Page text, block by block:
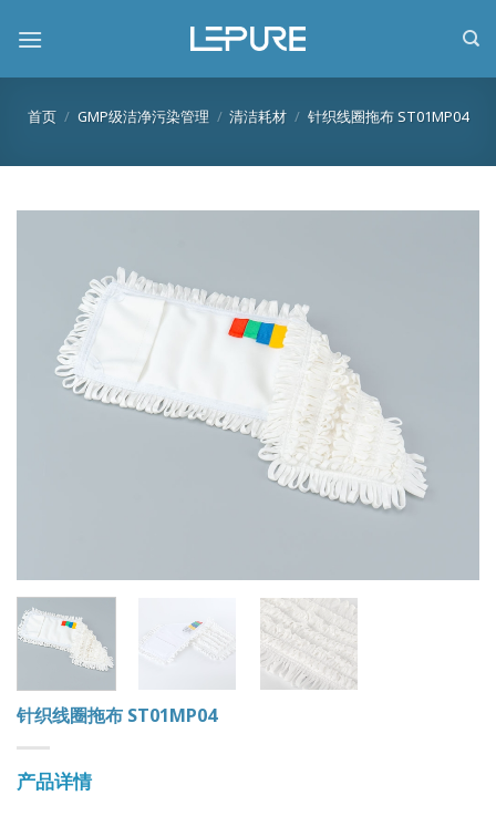
首页 / GMP级洁净污染管理 / 清洁耗材 / 针织线圈拖布 ST01MP04
针织线圈拖布 ST01MP04
产品详情